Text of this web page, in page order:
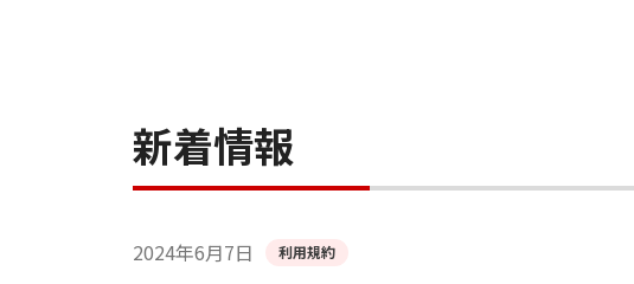
新着情報
2024年6月7日 利用規約